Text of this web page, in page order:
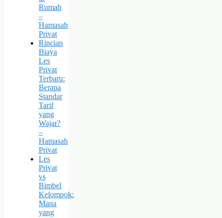
Rumah
–
Hamasah
Privat
Rincian
Biaya
Les
Privat
Terbaru:
Berapa
Standar
Tarif
yang
Wajar?
–
Hamasah
Privat
Les
Privat
vs
Bimbel
Kelompok:
Mana
yang